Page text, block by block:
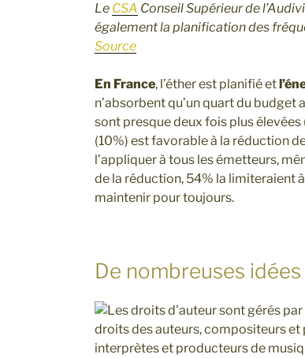
Le CSA Conseil Supérieur de
également la planification des
Source
En France, l’éther est planifié et
n’absorbent qu’un quart du budget
sont presque deux fois plus
(10%) est favorable à la réduction
l’appliquer à tous les émetteurs,
de la réduction, 54% la limiteraient
maintenir pour toujours.
De nombreuses